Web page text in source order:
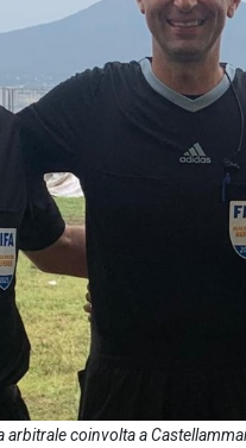
coinvolta a